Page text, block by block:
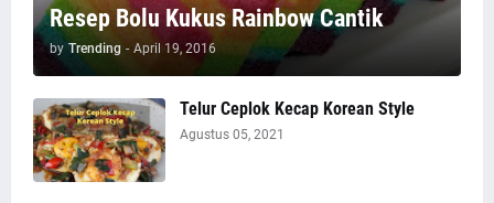
Resep Bolu Kukus Rainbow Cantik
by Trending - April 19, 2016
Telur Ceplok Kecap Korean Style
Agustus 05, 2021